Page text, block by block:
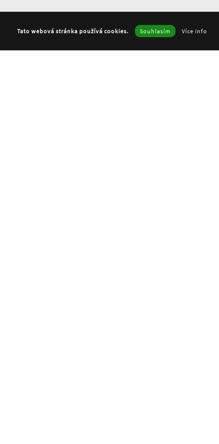
Tato webová stránka používá cookies. Souhlasím Více info